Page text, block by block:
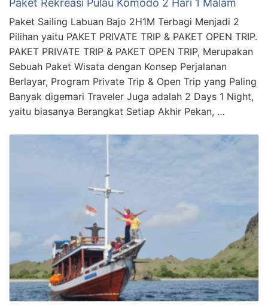
Paket Rekreasi Pulau Komodo 2 Hari 1 Malam
Paket Sailing Labuan Bajo 2H1M Terbagi Menjadi 2
Pilihan yaitu PAKET PRIVATE TRIP & PAKET OPEN TRIP.
PAKET PRIVATE TRIP & PAKET OPEN TRIP, Merupakan
Sebuah Paket Wisata dengan Konsep Perjalanan
Berlayar, Program Private Trip & Open Trip yang Paling
Banyak digemari Traveler Juga adalah 2 Days 1 Night,
yaitu biasanya Berangkat Setiap Akhir Pekan, …